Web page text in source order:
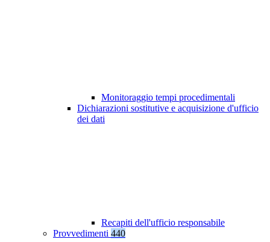
Monitoraggio tempi procedimentali
Dichiarazioni sostitutive e acquisizione d'ufficio
dei dati
Recapiti dell'ufficio responsabile
Provvedimenti 440